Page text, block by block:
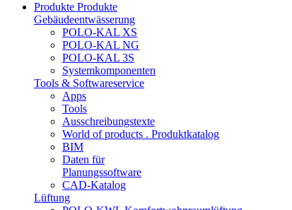
Produkte Produkte
Gebäudeentwässerung
POLO-KAL XS
POLO-KAL NG
POLO-KAL 3S
Systemkomponenten
Tools & Softwareservice
Apps
Tools
Ausschreibungstexte
World of products . Produktkatalog
BIM
Daten für
Planungssoftware
CAD-Katalog
Lüftung